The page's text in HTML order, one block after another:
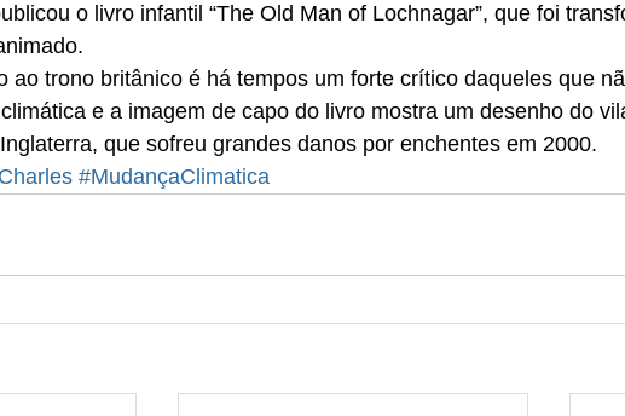
o livro infantil “The Old Man of Lochnagar”, que foi
ao trono britânico é há tempos um forte crítico daqueles que
e a imagem de capo do livro mostra um desenho do
que sofreu grandes danos por enchentes em 2000.
#MudançaClimatica